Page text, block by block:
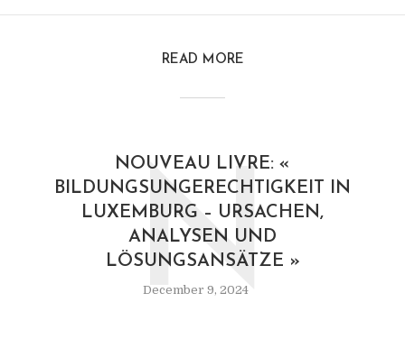
READ MORE
NOUVEAU LIVRE: «
BILDUNGSUNGERECHTIGKEIT IN
LUXEMBURG – URSACHEN,
ANALYSEN UND
LÖSUNGSANSÄTZE »
December 9, 2024
N